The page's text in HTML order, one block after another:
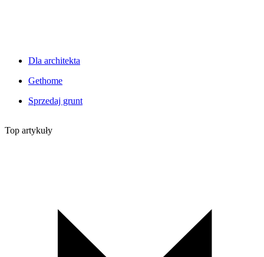
Dla architekta
Gethome
Sprzedaj grunt
Top artykuły